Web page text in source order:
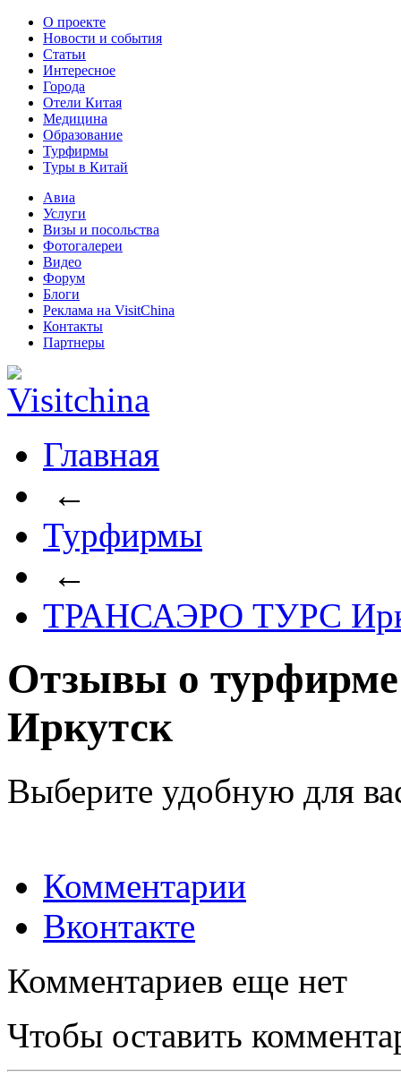
О проекте
Новости и события
Статьи
Интересное
Города
Отели Китая
Медицина
Образование
Турфирмы
Туры в Китай
Авиа
Услуги
Визы и посольства
Фотогалереи
Видео
Форум
Блоги
Реклама на VisitChina
Контакты
Партнеры
Главная
←
Турфирмы
←
ТРАНСАЭРО ТУРС
Отзывы о
Иркутск
Выберите удобную для
Комментарии
Вконтакте
Комментариев еще нет
Чтобы оставить